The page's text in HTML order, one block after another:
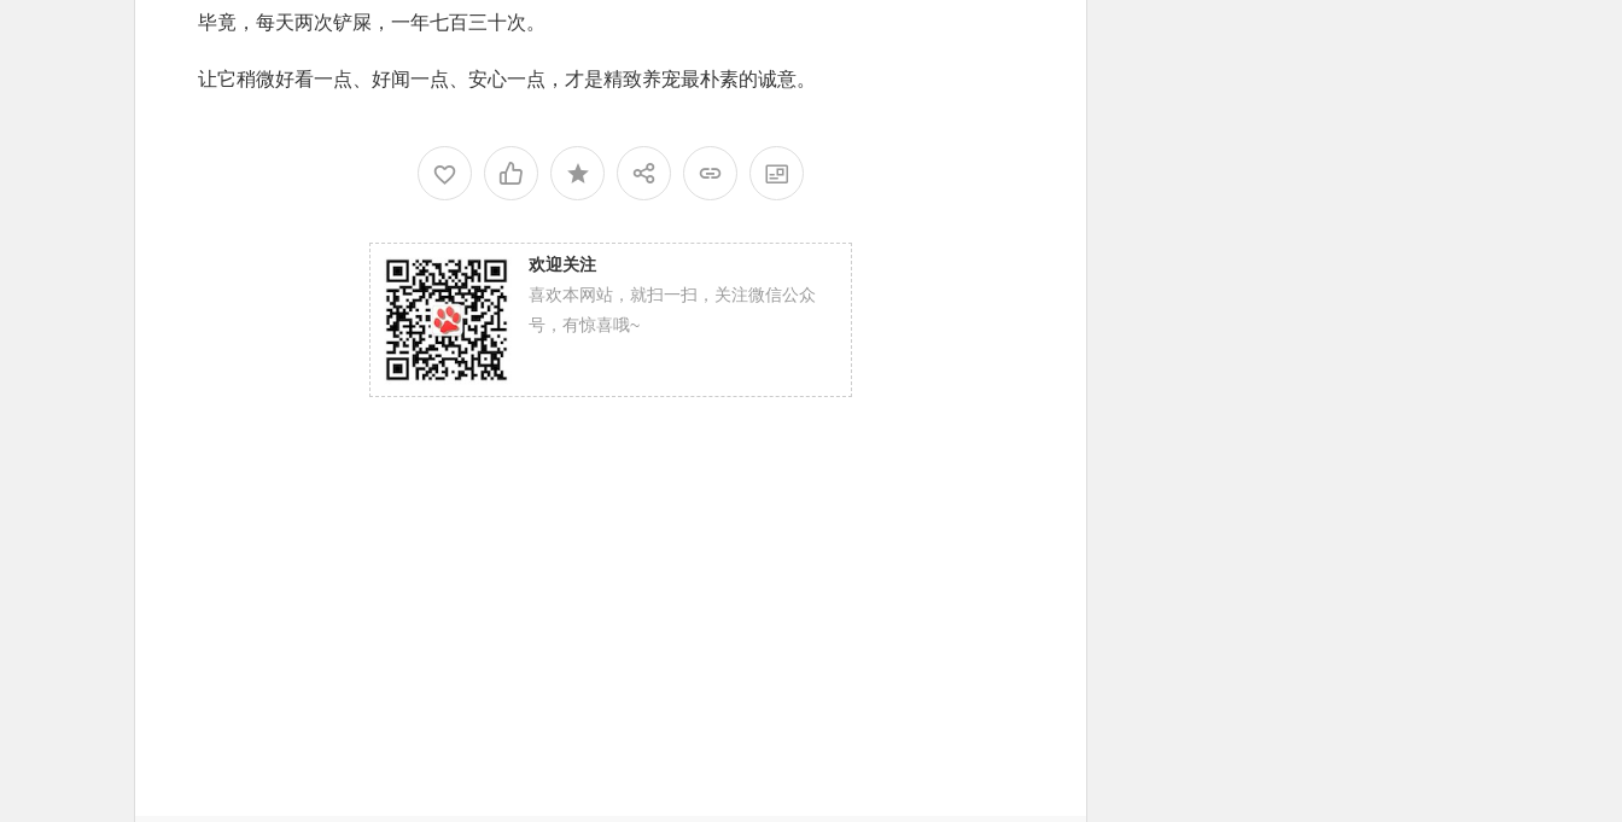
毕竟，每天两次铲屎，一年七百三十次。
让它稍微好看一点、好闻一点、安心一点，才是精致养宠最朴素的诚意。
欢迎关注
喜欢本网站，就扫一扫，关注微信公众
号，有惊喜哦~